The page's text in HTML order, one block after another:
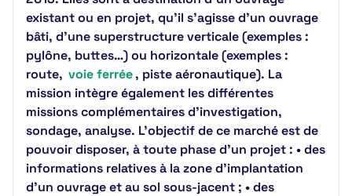
existant ou en projet, qu’il s’agisse d’un ouvrage
bâti, d’une superstructure verticale (exemples :
pylône, buttes…) ou horizontale (exemples :
route, voie ferrée, piste aéronautique). La
mission intègre également les différentes
missions complémentaires d’investigation,
sondage, analyse. L’objectif de ce marché est de
pouvoir disposer, à toute phase d’un projet : • des
informations relatives à la zone d’implantation
d’un ouvrage et au sol sous-jacent ; • des